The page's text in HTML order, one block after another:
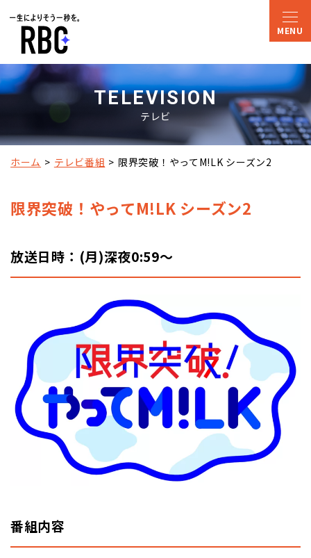
TELEVISION
テレビ
ホーム テレビ番組 限界突破！やってM!LK シーズン2
限界突破！やってM!LK シーズン2
放送日時：(月)深夜0:59～
番組内容